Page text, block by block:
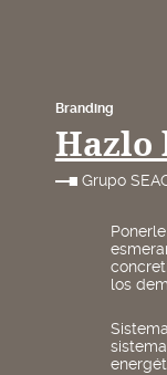
Branding
Hazlo
Grupo
los